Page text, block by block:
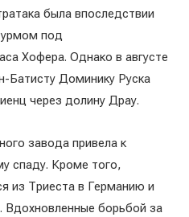
была впоследствии
под
Хофера. Однако в августе
Батисту Доминику Руска
через долину Драу.
завода привела к
спаду. Кроме того,
из Триеста в Германию и
Вдохновленные борьбой за